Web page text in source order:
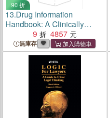
90 折
13.Drug Information
Handbook: A Clinically
Relevant Resource for All
Healthcare Professionals
27th Edition
9 4857
無庫存